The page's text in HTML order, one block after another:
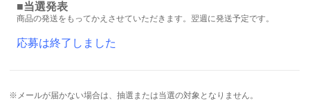
■当選発表
商品の発送をもってかえさせていただきます。翌週に発送予定です。
応募は終了しました
※メールが届かない場合は、抽選または当選の対象となりません。